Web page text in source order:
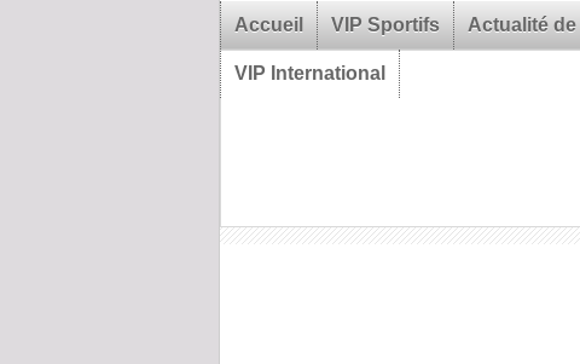
Accueil VIP Sportifs Actualité de
VIP International